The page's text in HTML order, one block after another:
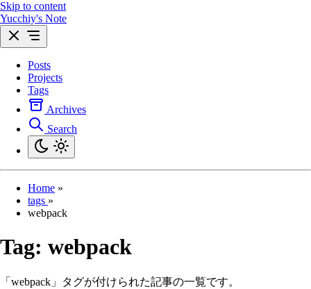
Skip to content
Yucchiy's Note
Posts
Projects
Tags
Archives
Search
Home »
tags »
webpack
Tag: webpack
「webpack」タグが付けられた記事の一覧です。